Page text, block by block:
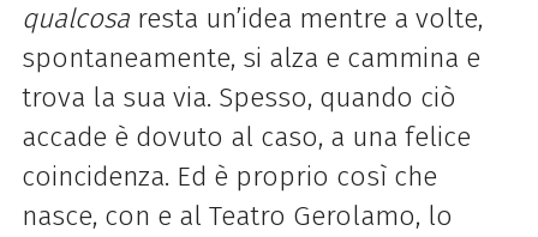
qualcosaresta un’idea mentre a volte,
spontaneamente, si alza e cammina e
trova la sua via. Spesso, quando ciò
accade è dovuto al caso, a una felice
coincidenza. Ed è proprio così che
nasce, con e al Teatro Gerolamo, lo